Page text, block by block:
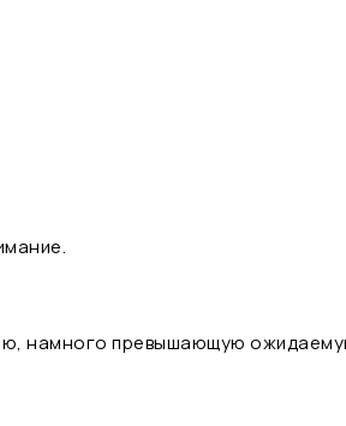
намного превышающую